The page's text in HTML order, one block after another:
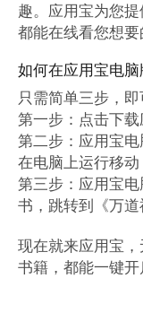
趣。应用宝为您
都能在线看您想要
如何在应用宝电
只需简单三步，
第一步：点击下
第二步：应用宝
在电脑上运行移
第三步：应用宝
书，跳转到《万
现在就来应用宝
书籍，都能一键开